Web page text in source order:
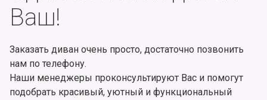
Ваш!
Заказать диван очень просто, достаточно позвонить
нам по телефону.
Наши менеджеры проконсультируют Вас и помогут
подобрать красивый, уютный и функциональный